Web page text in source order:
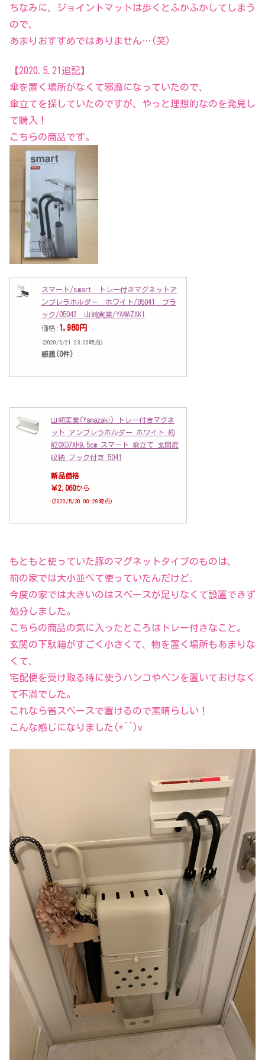
ちなみに、ジョイントマットは歩くとふかふかしてしまう
ので、
あまりおすすめではありません…(笑)
【2020.5.21追記】
傘を置く場所がなくて邪魔になっていたので、
傘立てを探していたのですが、やっと理想的なのを発見し
て購入！
こちらの商品です。
スマート/smart トレー付きマグネットア
ンブレラホルダー ホワイト/05041 ブラ
ック/05042 山崎実業/YAMAZAKI
価格: 1,980円
(2020/5/21 23:20時点)
感想(0件)
山崎実業(Yamazaki) トレー付きマグネ
ット アンブレラホルダー ホワイト 約
W20XD7XH9.5cm スマート 傘立て 玄関扉
収納 フック付き 5041
新品価格
￥2,060から
(2020/5/30 00:29時点)
もともと使っていた豚のマグネットタイプのものは、
前の家では大小並べて使っていたんだけど、
今度の家では大きいのはスペースが足りなくて設置できず
処分しました。
こちらの商品の気に入ったところはトレー付きなこと。
玄関の下駄箱がすごく小さくて、物を置く場所もあまりな
くて、
宅配便を受け取る時に使うハンコやペンを置いておけなく
て不満でした。
これなら省スペースで置けるので素晴らしい！
こんな感じになりました(*^^)v